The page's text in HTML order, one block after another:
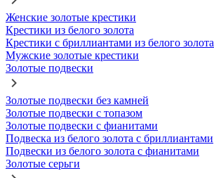
Женские золотые крестики
Крестики из белого золота
Крестики с бриллиантами из белого золота
Мужские золотые крестики
Золотые подвески
Золотые подвески без камней
Золотые подвески с топазом
Золотые подвески с фианитами
Подвеска из белого золота с бриллиантами
Подвески из белого золота с фианитами
Золотые серьги